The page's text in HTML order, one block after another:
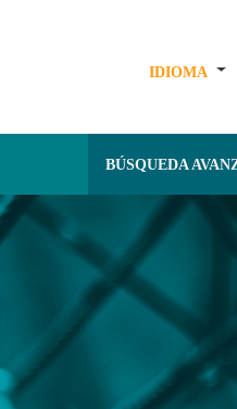
IDIOMA
BÚSQUEDA